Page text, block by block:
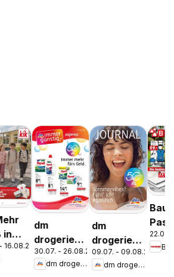
in
16.08.2026
dm
drogerie
markt
Journal
30.07. - 26.08.2026
dm drogerie markt
dm
drogerie
markt
Journal
09.07. - 09.08.2026
dm drogerie markt
22.07.